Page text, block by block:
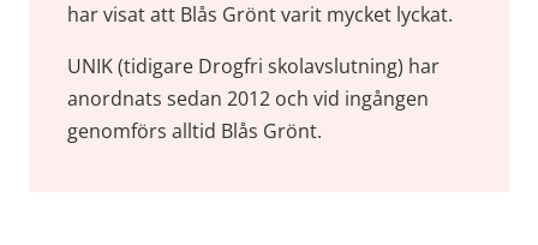
har visat att Blås Grönt varit mycket lyckat.
UNIK (tidigare Drogfri skolavslutning) har
anordnats sedan 2012 och vid ingången
genomförs alltid Blås Grönt.